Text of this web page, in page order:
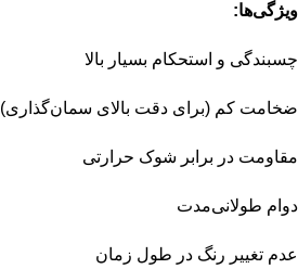
ویژگی‌ها:
چسبندگی و استحکام بسیار بالا
ضخامت کم (برای دقت بالای سمان‌گذاری)
مقاومت در برابر شوک حرارتی
دوام طولانی‌مدت
عدم تغییر رنگ در طول زمان